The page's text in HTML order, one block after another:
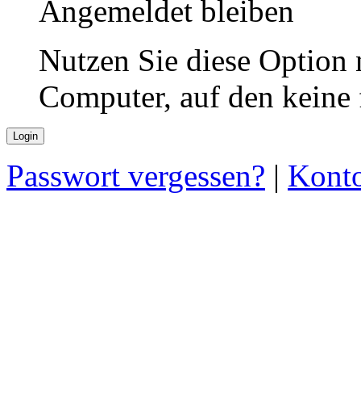
Angemeldet bleiben
Nutzen Sie diese
Computer, auf den
Passwort vergessen? |